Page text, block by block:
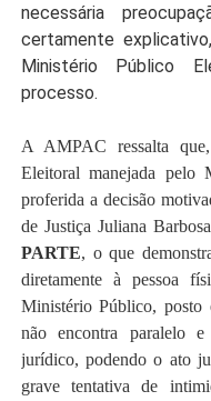
necessária
certamente
Ministério Público
processo.
A AMPAC ressalta
Eleitoral manejada pelo
proferida a decisão
de Justiça Juliana
PARTE, o que
diretamente à pessoa
Ministério Público, posto
não encontra paralelo
jurídico, podendo o ato
grave tentativa de